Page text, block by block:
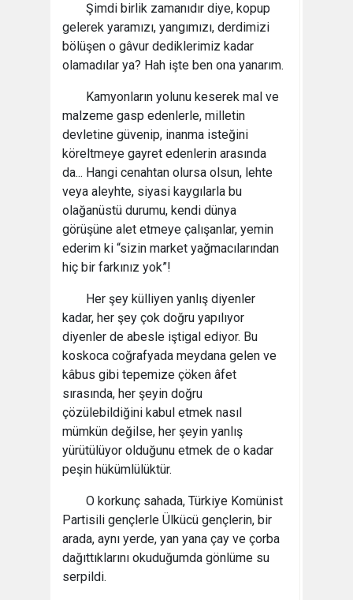
Şimdi birlik zamanıdır diye, kopup
gelerek yaramızı, yangımızı, derdimizi
bölüşen o gâvur dediklerimiz kadar
olamadılar ya? Hah işte ben ona yanarım.
Kamyonların yolunu keserek mal ve
malzeme gasp edenlerle, milletin
devletine güvenip, inanma isteğini
köreltmeye gayret edenlerin arasında
da... Hangi cenahtan olursa olsun, lehte
veya aleyhte, siyasi kaygılarla bu
olağanüstü durumu, kendi dünya
görüşüne alet etmeye çalışanlar, yemin
ederim ki “sizin market yağmacılarından
hiç bir farkınız yok”!
Her şey külliyen yanlış diyenler
kadar, her şey çok doğru yapılıyor
diyenler de abesle iştigal ediyor. Bu
koskoca coğrafyada meydana gelen ve
kâbus gibi tepemize çöken âfet
sırasında, her şeyin doğru
çözülebildiğini kabul etmek nasıl
mümkün değilse, her şeyin yanlış
yürütülüyor olduğunu etmek de o kadar
peşin hükümlülüktür.
O korkunç sahada, Türkiye Komünist
Partisili gençlerle Ülkücü gençlerin, bir
arada, aynı yerde, yan yana çay ve çorba
dağıttıklarını okuduğumda gönlüme su
serpildi.